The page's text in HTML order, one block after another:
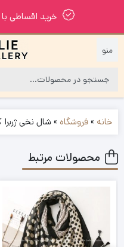
خرید اقساطی
خانه »فروشگاه »شال نخی ژربرا کد
محصولات مرتبط